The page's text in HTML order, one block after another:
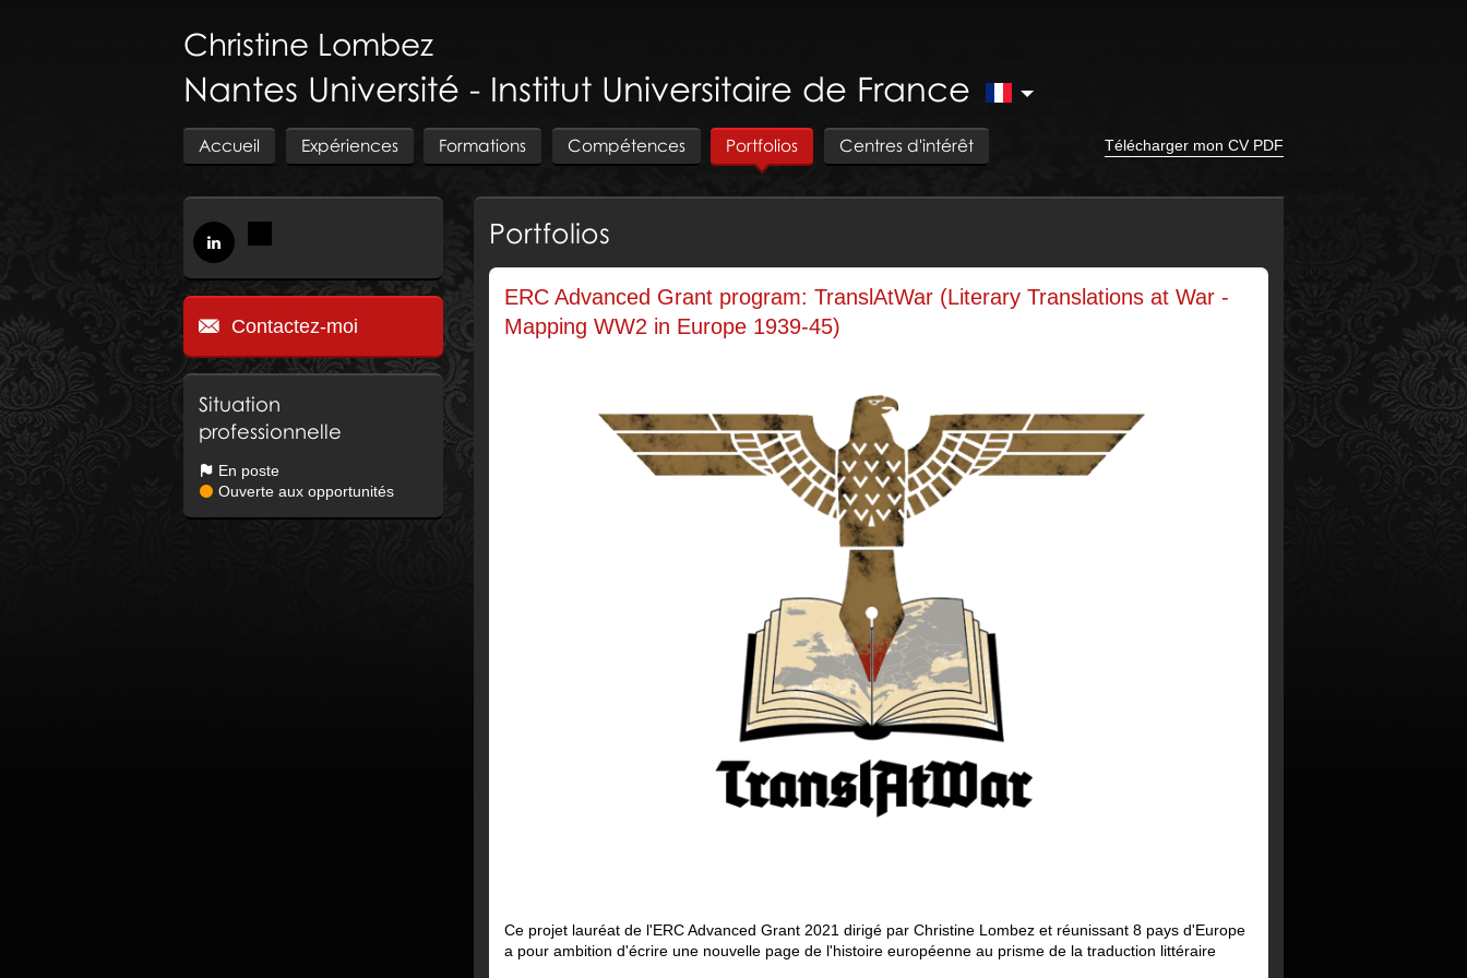
Christine Lombez
Nantes Université - Institut Universitaire de France
Accueil Expériences Formations Compétences Portfolios Centres d'intérêt Télécharger mon CV PDF
Contactez-moi
Situation
professionnelle
En poste
Ouverte aux opportunités
Portfolios
ERC Advanced Grant program: TranslAtWar (Literary Translations at War -
Mapping WW2 in Europe 1939-45)
Ce projet lauréat de l'ERC Advanced Grant 2021 dirigé par Christine Lombez et réunissant 8 pays d'Europe
a pour ambition d'écrire une nouvelle page de l'histoire européenne au prisme de la traduction littéraire